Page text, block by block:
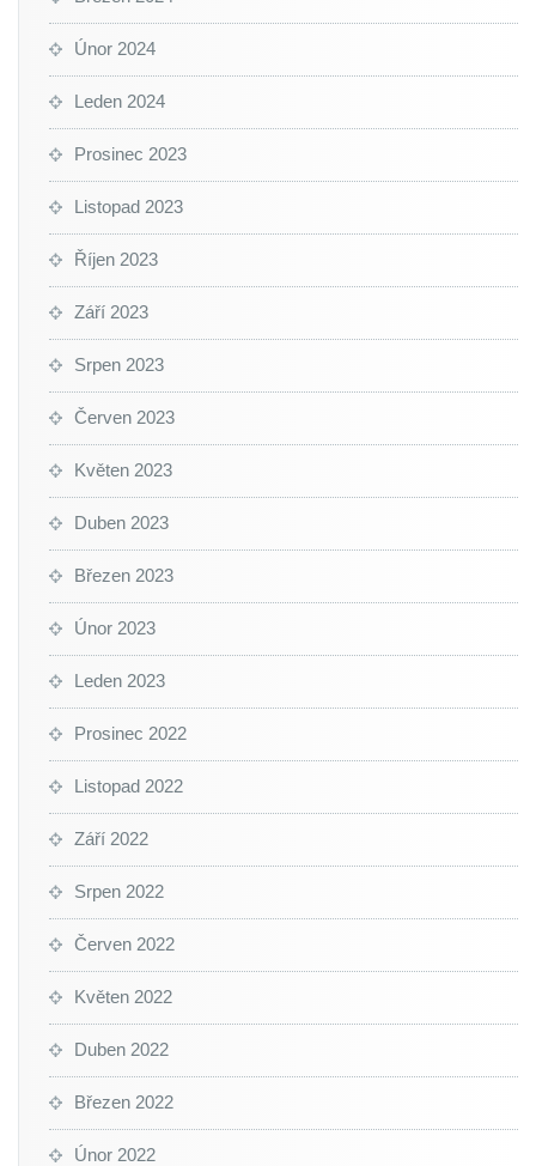
Únor 2024
Leden 2024
Prosinec 2023
Listopad 2023
Říjen 2023
Září 2023
Srpen 2023
Červen 2023
Květen 2023
Duben 2023
Březen 2023
Únor 2023
Leden 2023
Prosinec 2022
Listopad 2022
Září 2022
Srpen 2022
Červen 2022
Květen 2022
Duben 2022
Březen 2022
Únor 2022